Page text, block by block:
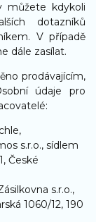
můžete kdykoli
dotazníků
V případě
dále zasílat.
prodávajícím,
údaje pro
s.r.o., sídlem
České
s.r.o.,
1060/12, 190